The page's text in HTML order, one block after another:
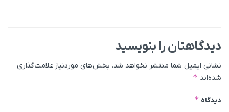
دیدگاهتان را بنویسید
نشانی ایمیل شما منتشر نخواهد شد. بخش‌های موردنیاز علامت‌گذاری
شده‌اند *
دیدگاه *